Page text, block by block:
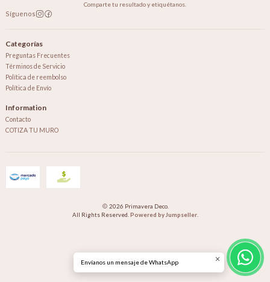
Comparte tu resultado y etiquétanos.
Síguenos
Categorías
Preguntas Frecuentes
Términos de Servicio
Política de reembolso
Política de Envío
Information
Contacto
COTIZA TU MURO
2026 Primavera Deco.
All Rights Reserved. Powered by Jumpseller.
Envíanos un mensaje de WhatsApp